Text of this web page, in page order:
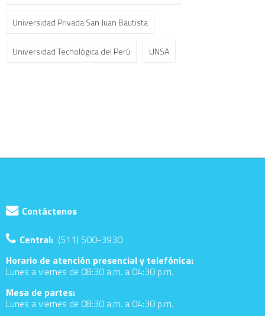
Universidad Privada San Juan Bautista
Universidad Tecnológica del Perú UNSA
Contáctenos
Central: (511) 500-3930
Horario de atención presencial y telefónica:
Lunes a viernes de 08:30 a.m. a 04:30 p.m.
Mesa de partes:
Lunes a viernes de 08:30 a.m. a 04:30 p.m.